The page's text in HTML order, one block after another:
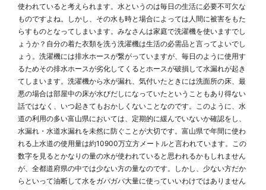
使われていると考えられます。水というのは毎日の生活に必要不可欠な
ものですよね。しかし、その水も時と場合によっては人間に被害をもた
らすものとなってしまいます。みなさんは家庭で洗濯機を使いますでし
ょうか？自分の着た衣類を洗う洗濯機は生活の必需品と言ってよいでし
ょう。洗濯機には排水ホースが繋がっていますが、毎日のように使用す
るためその排水ホースが劣化してくるとホースが破損して水漏れが起き
てしまいます。洗濯機から水が漏れ、気付いたときには洗面所の床、最
悪の場合は部屋中の床が水びだしになっていたということもあり得ない
話ではなく、いつ起きてもおかしくないことなのです。このように、水
道の利用の多い富山県においては、定期的に緩んでいないか確認をし、
水漏れ・水道水漏れを未然に防ぐことが大切です。富山県で年間に使わ
れる上水道の使用量は約10900万立方メートルと言われています。この
数字を見るとかなりの量の水が使われていると思われるかもしれません
が、全都道府県の中では少ない方の量なのです。しかし、少ない方だか
らといって油断して水をガバガバ大量に使っていいわけではありません